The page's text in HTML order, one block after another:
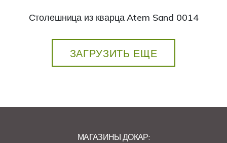
Столешница из кварца Atem Sand 0014
ЗАГРУЗИТЬ ЕЩЕ
МАГАЗИНЫ ДОКАР: